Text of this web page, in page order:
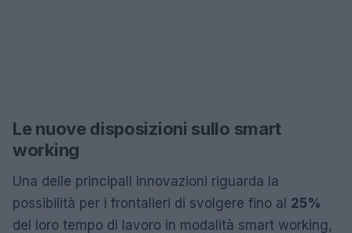
Le nuove disposizioni sullo smart
working
Una delle principali innovazioni riguarda la
possibilità per i frontalieri di svolgere fino al 25%
del loro tempo di lavoro in modalità smart working,